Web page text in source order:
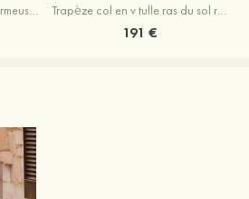
Robe trapèze col en v charmeuse traîne balayage robe de bal Trapèze col en v tulle ras du sol robe de bal avec papillon
191 €